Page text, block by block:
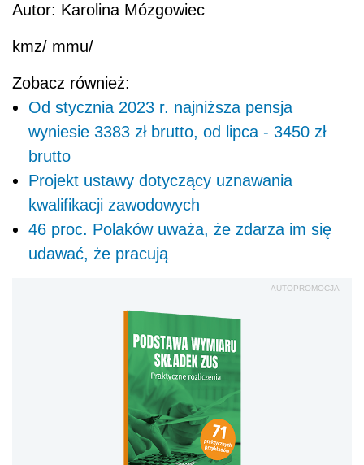
Autor: Karolina Mózgowiec
kmz/ mmu/
Zobacz również:
Od stycznia 2023 r. najniższa pensja
wyniesie 3383 zł brutto, od lipca - 3450 zł
brutto
Projekt ustawy dotyczący uznawania
kwalifikacji zawodowych
46 proc. Polaków uważa, że zdarza im się
udawać, że pracują
AUTOPROMOCJA